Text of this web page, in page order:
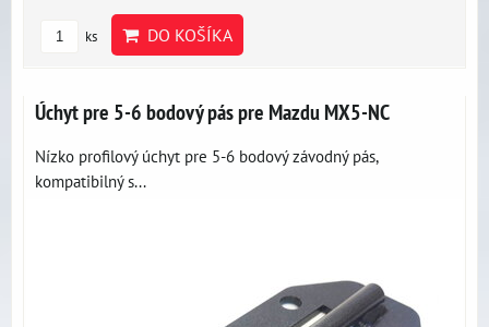
ks DO KOŠÍKA
Úchyt pre 5-6 bodový pás pre Mazdu MX5-NC
Nízko profilový úchyt pre 5-6 bodový závodný pás,
kompatibilný s...